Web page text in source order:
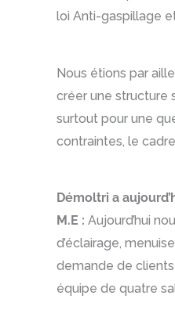
loi Anti-gaspillage
Nous étions par
créer une structure
surtout pour une
contraintes, le
Démoltri a
M.E : Aujourd’hui
d’éclairage,
demande de clients
équipe de quatre